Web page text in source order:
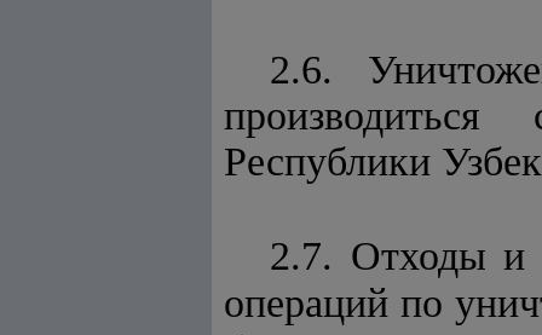
2.6.
производиться
Республики
2.7. Отходы и
операций по